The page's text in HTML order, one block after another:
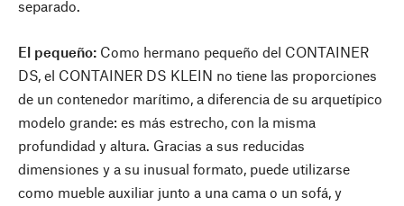
separado.
El pequeño: Como hermano pequeño del CONTAINER
DS, el CONTAINER DS KLEIN no tiene las proporciones
de un contenedor marítimo, a diferencia de su arquetípico
modelo grande: es más estrecho, con la misma
profundidad y altura. Gracias a sus reducidas
dimensiones y a su inusual formato, puede utilizarse
como mueble auxiliar junto a una cama o un sofá, y